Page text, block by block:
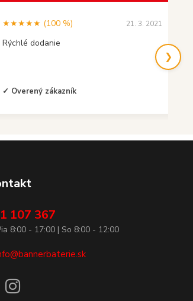
★★★★★ (100 %) 21. 3. 2021
Rýchlé dodanie
✓ Overený zákazník
❯
107 367
8:00 - 17:00 | So 8:00 - 12:00